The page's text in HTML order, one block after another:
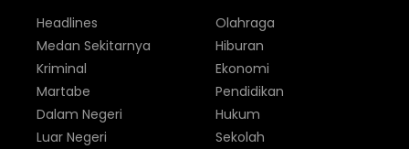
Headlines
Medan Sekitarnya
Kriminal
Martabe
Dalam Negeri
Luar Negeri
Olahraga
Hiburan
Ekonomi
Pendidikan
Hukum
Sekolah